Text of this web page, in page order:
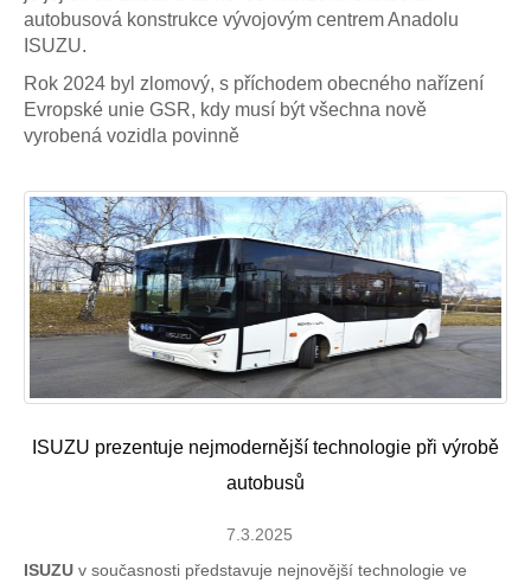
autobusová konstrukce vývojovým centrem Anadolu
ISUZU.
Rok 2024 byl zlomový, s příchodem obecného nařízení
Evropské unie GSR, kdy musí být všechna nově
vyrobená vozidla povinně
ISUZU prezentuje nejmodernější technologie při výrobě
autobusů
7.3.2025
ISUZU v současnosti představuje nejnovější technologie ve